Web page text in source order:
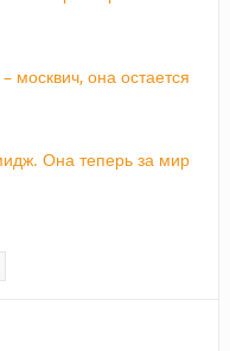
москвич, она остается
Она теперь за мир